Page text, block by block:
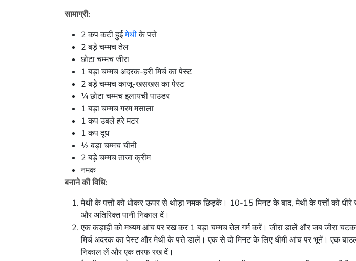
सामाग्री:
2 कप कटी हुईमेथीके पत्ते
2 बड़े चम्मच तेल
छोटा चम्मच जीरा
1 बड़ा चम्मच अदरक-हरी मिर्च का पेस्ट
2 बड़े चम्मच काजू-खसखस का पेस्ट
¼ छोटा चम्मच इलायची पाउडर
1 बड़ा चम्मच गरम मसाला
1 कप उबले हरे मटर
1 कप दूध
½ बड़ा चम्मच चीनी
2 बड़े चम्मच ताजा क्रीम
नमक
बनाने की विधि:
मेथी के पत्तों को धोकर ऊपर से थोड़ा नमक छिड़कें। 10-15 मिनट के बाद, मेथी के पत्तों को धीरे
और अतिरिक्त पानी निकाल दें।
एक कड़ाही को मध्यम आंच पर रख कर 1 बड़ा चम्मच तेल गर्म करें। जीरा डालें और जब जीरा
मिर्च अदरक का पेस्ट और मेथी के पत्ते डालें। एक से दो मिनट के लिए धीमी आंच पर भूनें। एक
निकाल लें और एक तरफ रख दें।